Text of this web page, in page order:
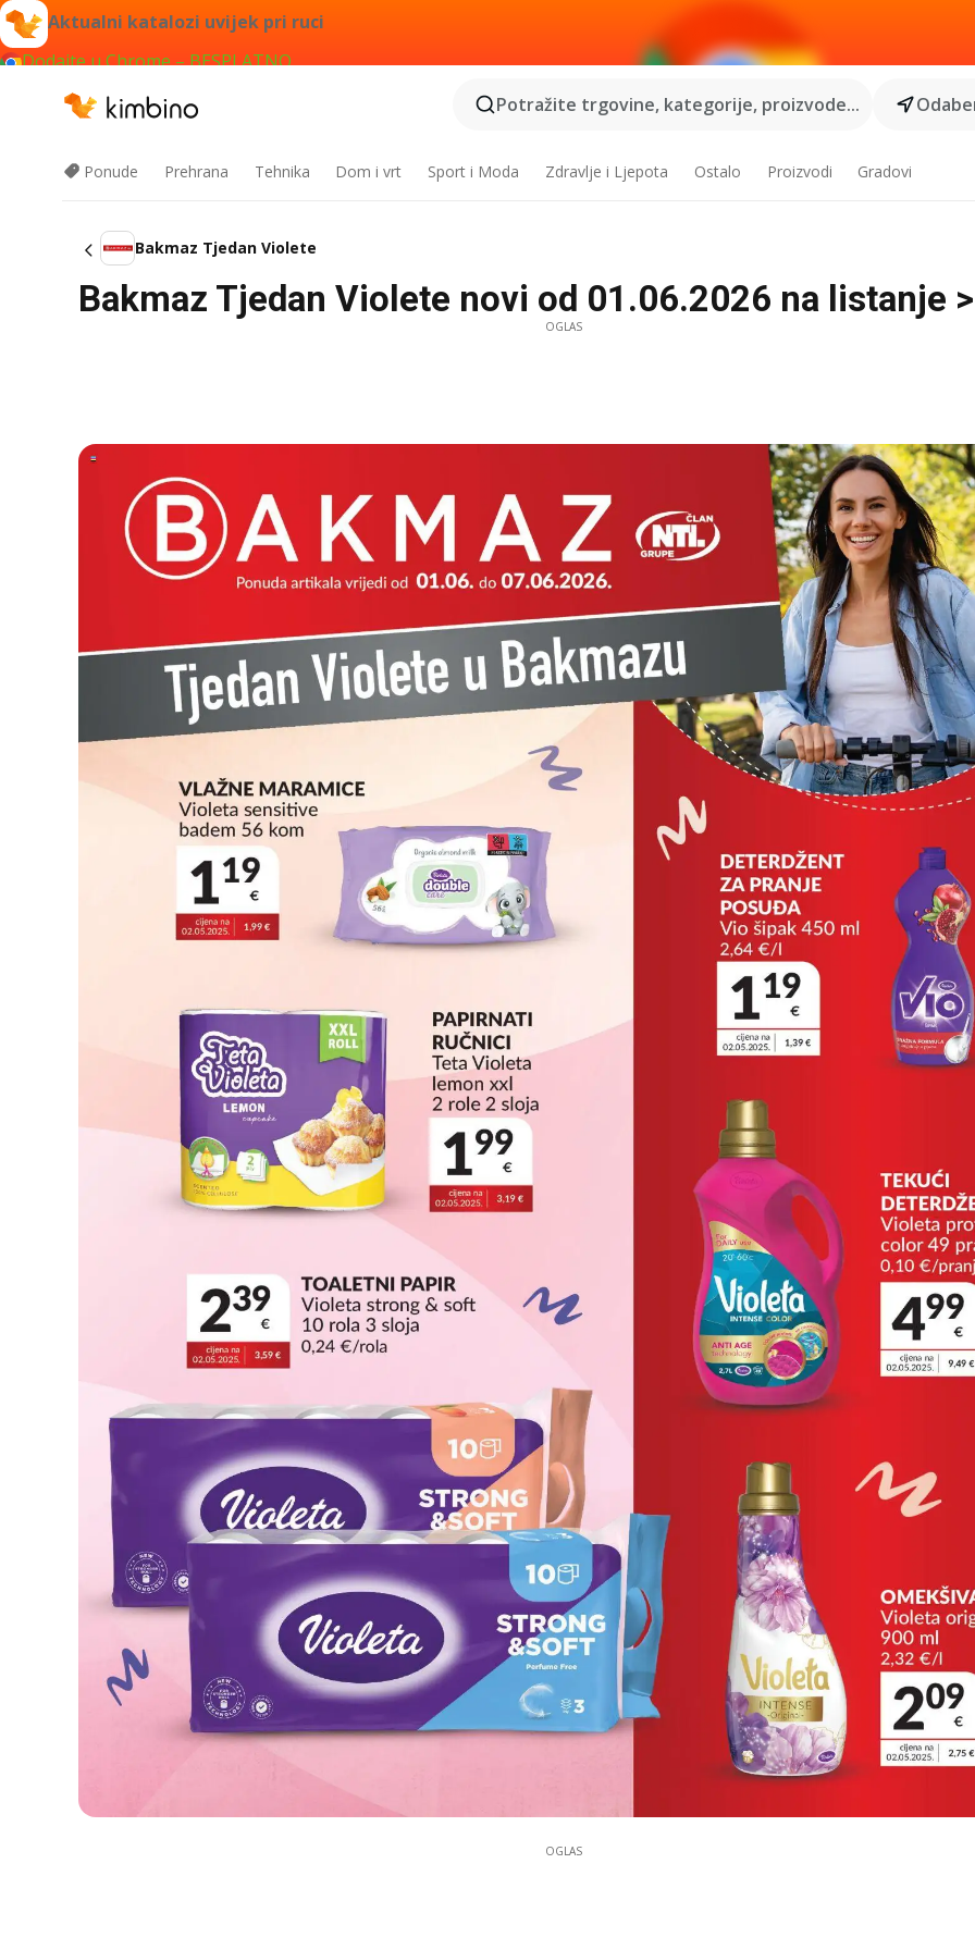
Aktualni katalozi uvijek pri ruci
Dodajte u Chrome – BESPLATNO
Potražite trgovine, kategorije, proizvode...
Ponude Prehrana Tehnika Dom i vrt Sport i Moda Zdravlje i Ljepota Ostalo Proizvodi Gradovi
Bakmaz Tjedan Violete
Bakmaz Tjedan Violete novi od 01.06.2026 na listanje
OGLAS
OGLAS